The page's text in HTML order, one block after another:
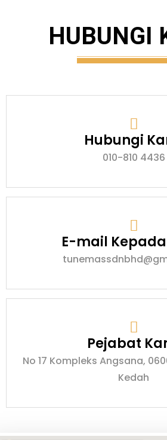
HUBUNGI
Hubungi
010-810 4436
E-mail
Pejabat
No 17 Kompleks Angsana,
Kedah